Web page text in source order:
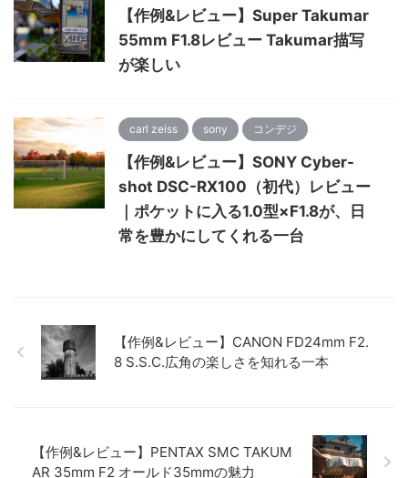
【作例&レビュー】Super Takumar
55mm F1.8レビュー Takumar描写
が楽しい
carl zeiss sony コンデジ
【作例&レビュー】SONY Cyber-
shot DSC-RX100（初代）レビュー
｜ポケットに入る1.0型×F1.8が、日
常を豊かにしてくれる一台
【作例&レビュー】CANON FD24mm F2.
8 S.S.C.広角の楽しさを知れる一本
【作例&レビュー】PENTAX SMC TAKUM
AR 35mm F2 オールド35mmの魅力